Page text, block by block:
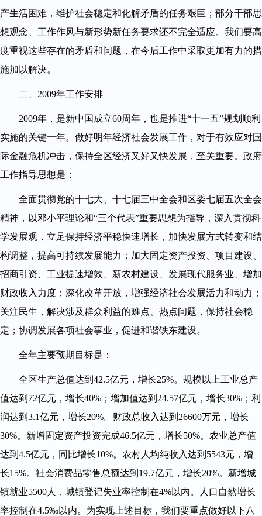
产生活困难，维护社会稳定和化解矛盾的任务艰巨；部分干部思
想观念、工作作风与新形势新任务要求还不完全适应。我们要高
度重视这些存在的矛盾和问题，在今后工作中采取更加有力的措
施加以解决。
二、2009年工作安排
2009年，是新中国成立60周年，也是推进“十一五”规划顺利
实施的关键一年。做好明年经济社会发展工作，对于有效应对国
际金融危机冲击，保持全区经济又好又快发展，至关重要。政府
工作指导思想是：
全面贯彻党的十七大、十七届三中全会和区委七届五次全会
精神，以邓小平理论和“三个代表”重要思想为指导，深入贯彻科
学发展观，立足保持经济平稳快速增长，加快发展方式转变和结
构调整，提高可持续发展能力；加大固定资产投资、项目建设、
招商引资、工业提速增效、新农村建设、发展现代服务业、增加
财政收入力度；深化改革开放，增强经济社会发展活力和动力；
关注民生，解决涉及群众利益的难点、热点问题，保持社会稳
定；协调发展各项社会事业，促进和谐铁东建设。
全年主要预期目标是：
全区生产总值达到42.5亿元，增长25%。规模以上工业总产
值达到72亿元，增长40%；增加值达到24.57亿元，增长30%；利
润达到3.1亿元，增长20%。财政总收入达到26600万元，增长
30%。新增固定资产投资完成46.5亿元，增长50%。农业总产值
达到4.5亿元，同比增长10%。农村人均纯收入达到5543元，增
长15%。社会消费品零售总额达到19.7亿元，增长20%。新增城
镇就业5500人，城镇登记失业率控制在4%以内。人口自然增长
率控制在4.5‰以内。为实现上述目标，我们要重点做好以下八